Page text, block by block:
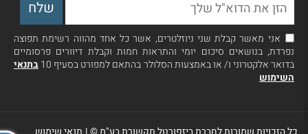
אני מאשר קבלת שני ניוזלטרים, אשר כל אחד מהווה רשימת תפוצה
נפרדת, בנושאים סיכום יומי והתראות חמות וקבלת דיוורים פרסומיים
בדואר אלקטרוני ו/ או באמצעות הסלולר בהתאם למפורט בסעיף 10
בתנאי
השימוש